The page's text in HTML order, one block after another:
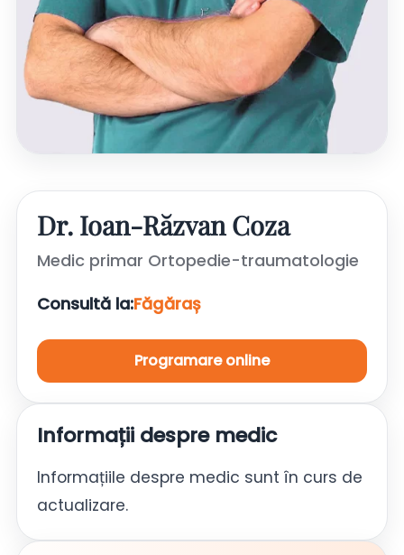
Dr. Ioan-Răzvan Coza
Medic primar Ortopedie-traumatologie
Consultă la:Făgăraș
Programare online
Informații despre medic
Informațiile despre medic sunt în curs de
actualizare.